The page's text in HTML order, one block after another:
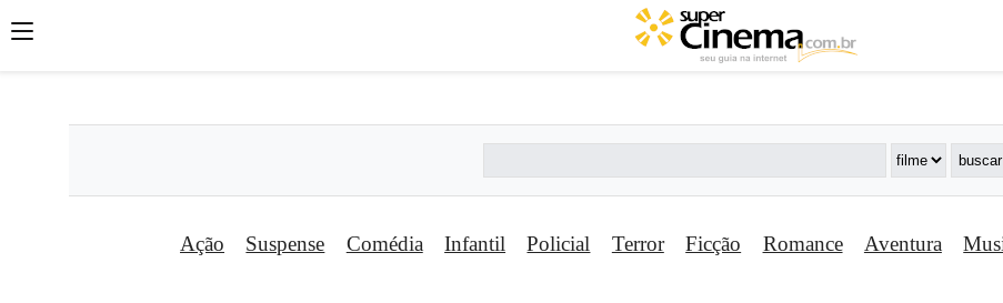
';';
Ação Suspense Comédia Infantil Policial Terror Ficção Romance Aventura